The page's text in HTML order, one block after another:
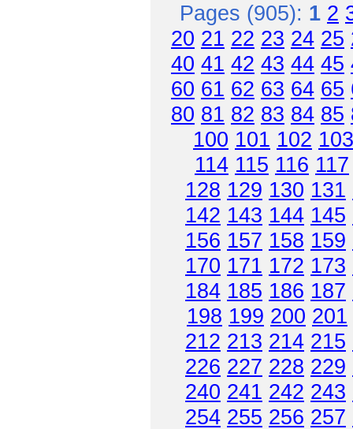
Pages (905): 1 2
20 21 22 23 24 25
40 41 42 43 44 45
60 61 62 63 64 65
80 81 82 83 84 85
100 101 102 103
114 115 116 117
128 129 130 131
142 143 144 145
156 157 158 159
170 171 172 173
184 185 186 187
198 199 200 201
212 213 214 215
226 227 228 229
240 241 242 243
254 255 256 257